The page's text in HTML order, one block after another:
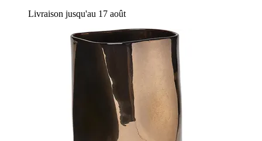
Livraison jusqu'au 17 août